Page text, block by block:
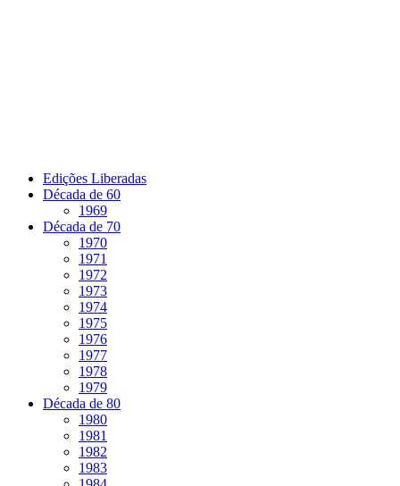
Edições Liberadas
Década de 60
1969
Década de 70
1970
1971
1972
1973
1974
1975
1976
1977
1978
1979
Década de 80
1980
1981
1982
1983